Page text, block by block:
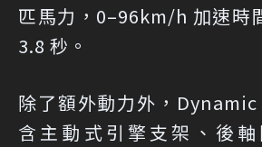
匹馬力，0–96km/h 加速時
3.8 秒。
除了額外動力外，
含主動式引擎支架、後軸